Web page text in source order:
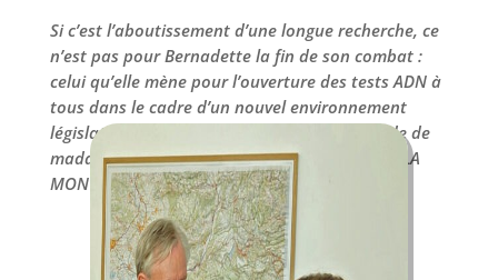
Si c’est l’aboutissement d’une longue recherche, ce
n’est pas pour Bernadette la fin de son combat :
celui qu’elle mène pour l’ouverture des tests ADN à
tous dans le cadre d’un nouvel environnement
législatif. C’est ce que nous raconte l’article de de
madame Mathilde Duchatelle dans le journal LA
MONTAGNE.